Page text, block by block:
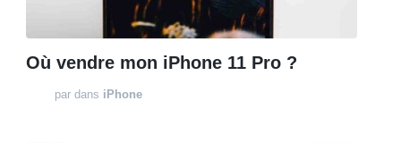
Où vendre mon iPhone 11 Pro ?
par dans iPhone